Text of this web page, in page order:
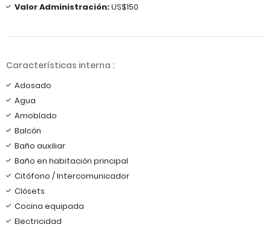
Valor Administración:US$150
Características interna :
Adosado
Agua
Amoblado
Balcón
Baño auxiliar
Baño en habitación principal
Citófono / Intercomunicador
Clósets
Cocina equipada
Electricidad